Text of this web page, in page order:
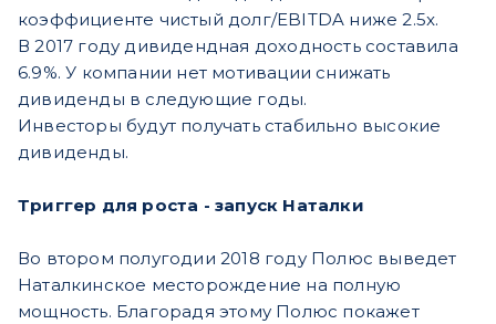
коэффициенте чистый долг/EBITDA ниже 2.5x.
В 2017 году дивидендная доходность составила
6.9%. У компании нет мотивации снижать
дивиденды в следующие годы.
Инвесторы будут получать стабильно высокие
дивиденды.
Триггер для роста - запуск Наталки
Во втором полугодии 2018 году Полюс выведет
Наталкинское месторождение на полную
мощность. Благорадя этому Полюс покажет